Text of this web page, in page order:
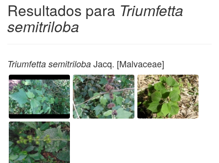
Resultados para Triumfetta
semitriloba
Triumfetta semitriloba Jacq. [Malvaceae]